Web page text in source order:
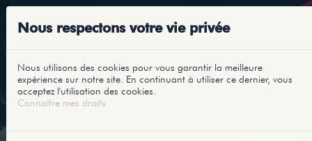
Nous respectons votre vie privée
Nous utilisons des cookies pour vous garantir la meilleure
expérience sur notre site. En continuant à utiliser ce dernier, vous
acceptez l'utilisation des cookies.
Connaître mes droits